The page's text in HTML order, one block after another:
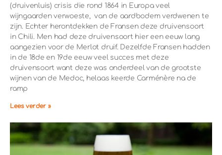
(druivenluis) crisis die rond 1864 in Europa veel
wijngaarden verwoeste, van de aardbodem verdwenen te
zijn. Echter herontdekken de Fransen deze druivensoort
in Chili. Men had deze druivensoort hier een eeuw lang
aangezien voor de Merlot druif. Dezelfde Fransen hadden
in de 18de en 19de eeuw veel succes met deze
druivensoort want deze was onderdeel van de grootste
wijnen van de Medoc, helaas keerde Carménère na de
ramp
Lees verder »